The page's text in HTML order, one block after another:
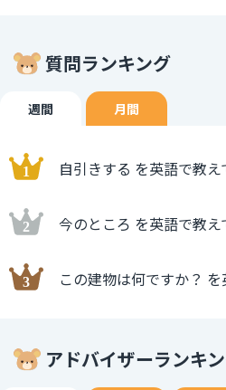
質問ランキング
週間 月間
自引きする を英語で教え
今のところ を英語で教え
この建物は何ですか？
アドバイザーランキ